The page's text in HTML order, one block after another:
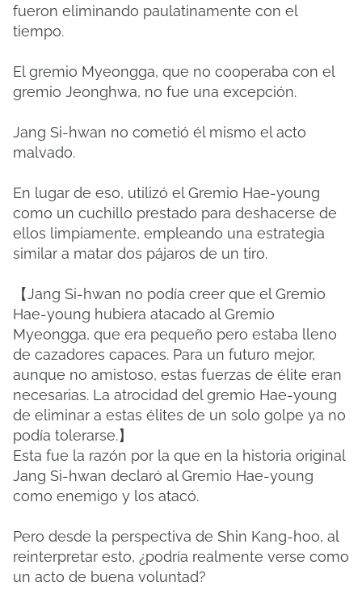
fueron eliminando paulatinamente con el
tiempo.
El gremio Myeongga, que no cooperaba con el
gremio Jeonghwa, no fue una excepción.
Jang Si-hwan no cometió él mismo el acto
malvado.
En lugar de eso, utilizó el Gremio Hae-young
como un cuchillo prestado para deshacerse de
ellos limpiamente, empleando una estrategia
similar a matar dos pájaros de un tiro.
【Jang Si-hwan no podía creer que el Gremio
Hae-young hubiera atacado al Gremio
Myeongga, que era pequeño pero estaba lleno
de cazadores capaces. Para un futuro mejor,
aunque no amistoso, estas fuerzas de élite eran
necesarias. La atrocidad del gremio Hae-young
de eliminar a estas élites de un solo golpe ya no
podía tolerarse.】
Esta fue la razón por la que en la historia original
Jang Si-hwan declaró al Gremio Hae-young
como enemigo y los atacó.
Pero desde la perspectiva de Shin Kang-hoo, al
reinterpretar esto, ¿podría realmente verse como
un acto de buena voluntad?